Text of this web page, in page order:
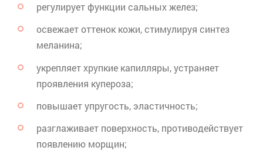
регулирует функции сальных желез;
освежает оттенок кожи, стимулируя синтез
меланина;
укрепляет хрупкие капилляры, устраняет
проявления купероза;
повышает упругость, эластичность;
разглаживает поверхность, противодействует
появлению морщин;